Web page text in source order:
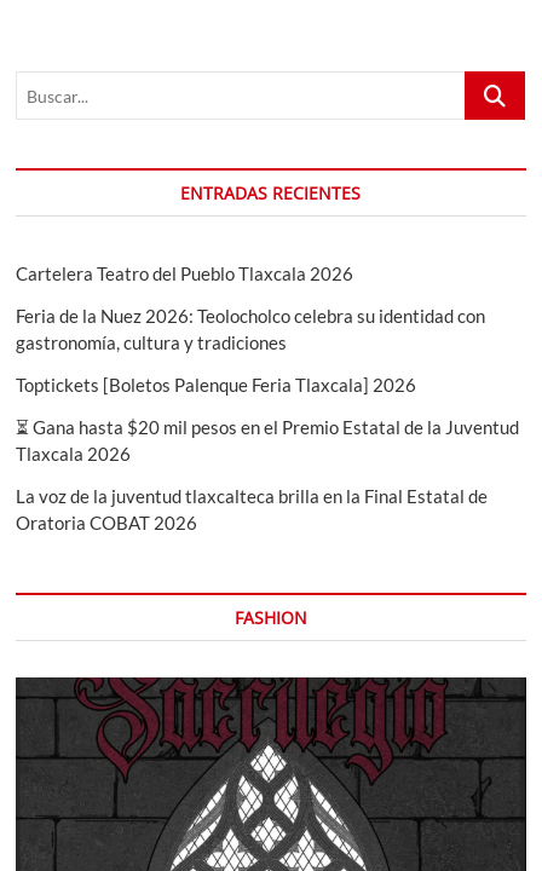
que
!
Buscar...
ENTRADAS RECIENTES
Cartelera Teatro del Pueblo Tlaxcala 2026
Feria de la Nuez 2026: Teolocholco celebra su identidad con
gastronomía, cultura y tradiciones
Toptickets [Boletos Palenque Feria Tlaxcala] 2026
⏳ Gana hasta $20 mil pesos en el Premio Estatal de la Juventud
Tlaxcala 2026
La voz de la juventud tlaxcalteca brilla en la Final Estatal de
Oratoria COBAT 2026
FASHION